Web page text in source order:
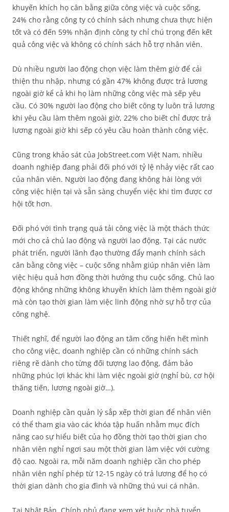
khuyến khích họ cân bằng giữa công việc và cuộc sống,
24% cho rằng công ty có chính sách nhưng chưa thực hiện
tốt và có đến 59% nhận định công ty chỉ chú trọng đến kết
quả công việc và không có chính sách hỗ trợ nhân viên.
Dù nhiều người lao động chọn việc làm thêm giờ để cải
thiện thu nhập, nhưng có gần 47% không được trả lương
ngoài giờ kể cả khi họ làm những công việc mà sếp yêu
cầu. Có 30% người lao động cho biết công ty luôn trả lương
khi yêu cầu làm thêm ngoài giờ, 22% cho biết chỉ được trả
lương ngoài giờ khi sếp có yêu cầu hoàn thành công việc.
Cũng trong khảo sát của JobStreet.com Việt Nam, nhiều
doanh nghiệp đang phải đối phó với tỷ lệ nhảy việc rất cao
của nhân viên. Người lao động đang không hài lòng với
công việc hiện tại và sẵn sàng chuyển việc khi tìm được cơ
hội tốt hơn.
Đối phó với tình trạng quá tải công việc là một thách thức
mới cho cả chủ lao động và người lao động. Tại các nước
phát triển, người lãnh đạo thường đẩy mạnh chính sách
cân bằng công việc – cuộc sống nhằm giúp nhân viên làm
việc hiệu quả hơn đồng thời hưởng thụ cuộc sống. Chủ lao
động không những không khuyến khích làm thêm ngoài giờ
mà còn tạo thời gian làm việc linh động nhờ sự hỗ trợ của
công nghệ.
Thiết nghĩ, để người lao động an tâm cống hiến hết mình
cho công việc, doanh nghiệp cần có những chính sách
riêng rẽ dành cho từng đối tượng lao động, đảm bảo
những phúc lợi khác khi làm việc ngoài giờ (nghỉ bù, cơ hội
thăng tiến, lương ngoài giờ…).
Doanh nghiệp cần quản lý sắp xếp thời gian để nhân viên
có thể tham gia vào các khóa tập huấn nhằm mục đích
nâng cao sự hiểu biết của họ đồng thời tạo thời gian cho
nhân viên nghỉ ngơi sau một thời gian làm việc với cường
độ cao. Ngoài ra, mỗi năm doanh nghiệp cần cho phép
nhân viên nghỉ phép từ 12-15 ngày có trả lương để họ có
thời gian dành cho gia đình và những thú vui cá nhân.